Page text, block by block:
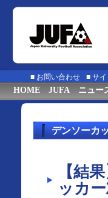
■ お問い合わせ ■ サ
HOME JUFA ニュー
デンソーカ
【結
ッカ